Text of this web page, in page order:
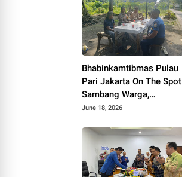
Bhabinkamtibmas Pulau
Pari Jakarta On The Spot
Sambang Warga,
Sosialisasikan Layanan
Kamtibmas
June 18, 2026